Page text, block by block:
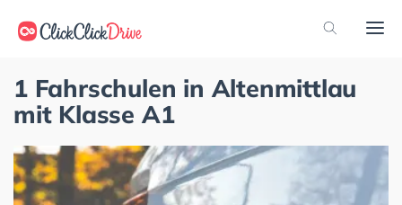
1 Fahrschulen in Altenmittlau
mit Klasse A1